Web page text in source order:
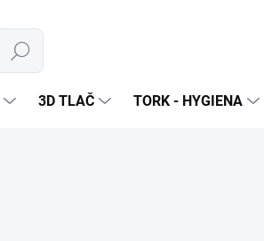
Hľadať
3D TLAČ TORK - HYGIENA